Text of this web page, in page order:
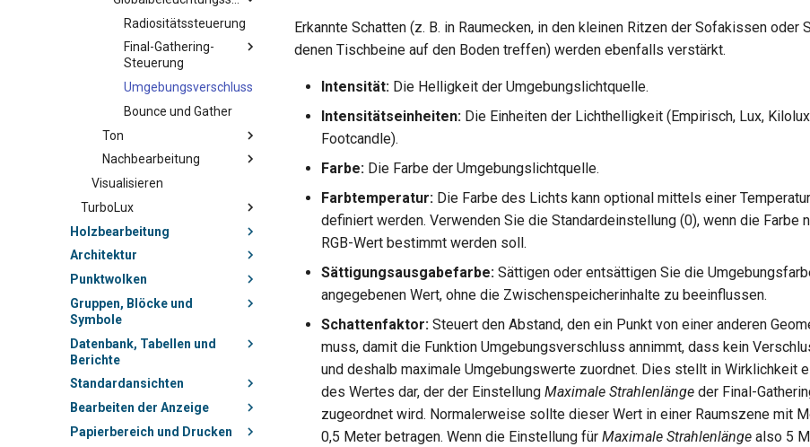
Radiositätssteuerung
Final-Gathering-
Steuerung
Umgebungsverschluss
Bounce und Gather
Ton
Nachbearbeitung
Visualisieren
TurboLux
Holzbearbeitung
Architektur
Punktwolken
Gruppen, Blöcke und
Symbole
Datenbank, Tabellen und
Berichte
Standardansichten
Bearbeiten der Anzeige
Papierbereich und Drucken
Erkannte Schatten (z. B. in Raumecken, in den kleinen Ritzen der Sofakissen oder
denen Tischbeine auf den Boden treffen) werden ebenfalls verstärkt.
Intensität: Die Helligkeit der Umgebungslichtquelle.
Intensitätseinheiten: Die Einheiten der Lichthelligkeit (Empirisch, Lux,
Footcandle).
Farbe: Die Farbe der Umgebungslichtquelle.
Farbtemperatur: Die Farbe des Lichts kann optional mittels einer
definiert werden. Verwenden Sie die Standardeinstellung (0), wenn die Farbe
RGB-Wert bestimmt werden soll.
Sättigungsausgabefarbe: Sättigen oder entsättigen Sie die
angegebenen Wert, ohne die Zwischenspeicherinhalte zu beeinflussen.
Schattenfaktor: Steuert den Abstand, den ein Punkt von einer anderen
muss, damit die Funktion Umgebungsverschluss annimmt, dass kein
und deshalb maximale Umgebungswerte zuordnet. Dies stellt in Wirklichkeit
des Wertes dar, der der Einstellung Maximale Strahlenlänge der Final-
zugeordnet wird. Normalerweise sollte dieser Wert in einer Raumszene mit
0,5 Meter betragen. Wenn die Einstellung für Maximale Strahlenlänge also 5